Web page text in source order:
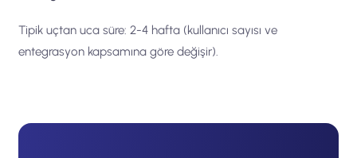
Tipik uçtan uca süre: 2-4 hafta (kullanıcı sayısı ve
entegrasyon kapsamına göre değişir).